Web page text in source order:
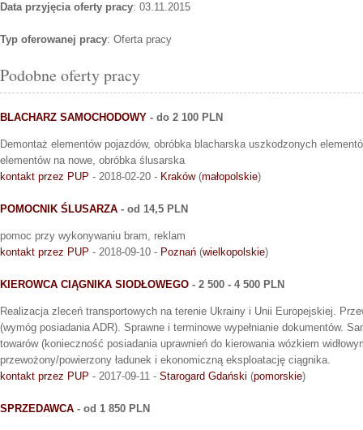
Data przyjęcia oferty pracy: 03.11.2015
Typ oferowanej pracy: Oferta pracy
Podobne oferty pracy
BLACHARZ SAMOCHODOWY - do 2 100 PLN
Demontaż elementów pojazdów, obróbka blacharska uszkodzonych
elementów na nowe, obróbka ślusarska
kontakt przez PUP - 2018-02-20 - Kraków(małopolskie)
POMOCNIK ŚLUSARZA - od 14,5 PLN
pomoc przy wykonywaniu bram, reklam
kontakt przez PUP - 2018-09-10 - Poznań (wielkopolskie)
KIEROWCA CIĄGNIKA SIODŁOWEGO - 2 500 - 4 500 PLN
Realizacja zleceń transportowych na terenie Ukrainy i Unii Europejskiej.
(wymóg posiadania ADR). Sprawne i terminowe wypełnianie dokumentów.
towarów (konieczność posiadania uprawnień do kierowania wózkiem
przewożony/powierzony ładunek i ekonomiczną eksploatację ciągnika.
kontakt przez PUP - 2017-09-11 - Starogard Gdański (pomorskie)
SPRZEDAWCA - od 1 850 PLN